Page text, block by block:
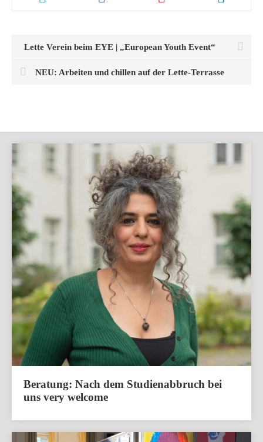
Lette Verein beim EYE | „European Youth Event“
NEU: Arbeiten und chillen auf der Lette-Terrasse
Beratung: Nach dem Studienabbruch bei
uns very welcome